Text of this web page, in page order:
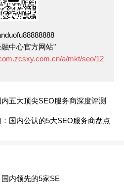
中心官方网站"
a/mkt/seo/12
五大顶尖SEO服务商深度评测
国内公认的5大SEO服务商盘点
内领先的5家SE